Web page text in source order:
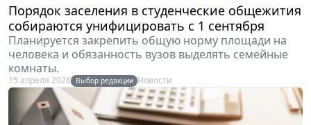
Порядок заселения в студенческие общежития
собираются унифицировать с 1 сентября
Планируется закрепить общую норму площади на
человека и обязанность вузов выделять семейные
комнаты.
15 апреля 2026 Выбор редакции Новости